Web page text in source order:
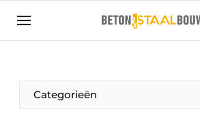
Aanmelden
Artikelen
Bedrijven
Categorieën